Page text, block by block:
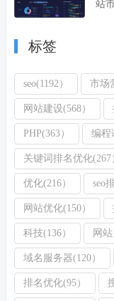
站
标签
seo(1192） 市场
网站建设(568）
PHP(363） 编程
关键词排名优化(267
优化(216） seo
网站优化(150）
科技(136） 网站
域名服务器(120）
排名优化(95）